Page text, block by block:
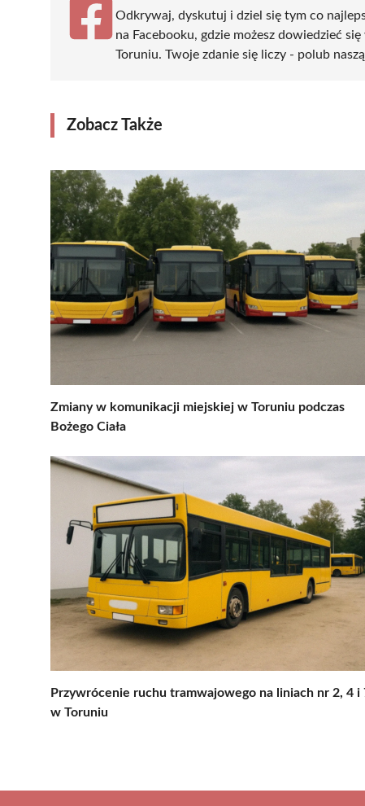
Odkrywaj, dyskutuj i dziel się tym co
na Facebooku, gdzie możesz dowiedzieć
Toruniu. Twoje zdanie się liczy - polub
Zobacz Także
Zmiany w komunikacji miejskiej w Toruniu podczas
Bożego Ciała
Przywrócenie ruchu tramwajowego na liniach nr 2, 4 i
w Toruniu